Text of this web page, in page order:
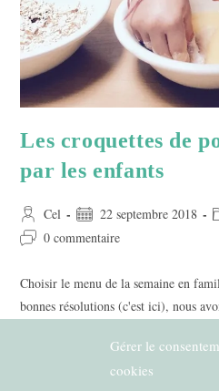
Gérer le
cookies
Les croquettes de
par les enfants
Auteur/autrice
de
la
Cel
Publication
publiée :
22 septembre 2018
Commentaires
publication :
0 commentaire
Choisir le menu de la semaine en
bonnes résolutions (c'est ici), nous
Continuer La LectureLes